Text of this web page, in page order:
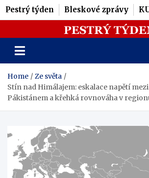
Pestrý týden Bleskové zprávy
to
content
Pestrý Týden
Home
Ze světa
Stín nad Himálajem: eskalace napětí
Pákistánem a křehká rovnováha v